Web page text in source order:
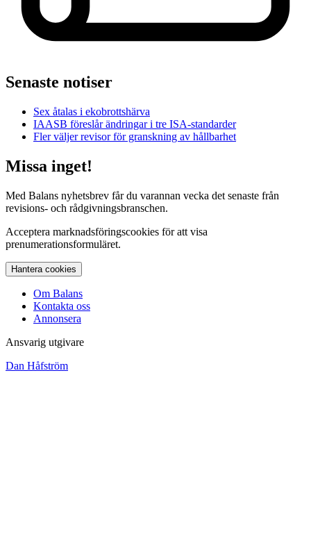
Senaste notiser
Sex åtalas i ekobrottshärva
IAASB föreslår ändringar i tre ISA-standarder
Fler väljer revisor för granskning av hållbarhet
Missa inget!
Med Balans nyhetsbrev får du varannan vecka det senaste från
revisions- och rådgivningsbranschen.
Acceptera marknadsföringscookies för att visa
prenumerationsformuläret.
Hantera cookies
Om Balans
Kontakta oss
Annonsera
Ansvarig utgivare
Dan Håfström